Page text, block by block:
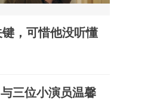
，可惜他没听懂
三位小演员温馨